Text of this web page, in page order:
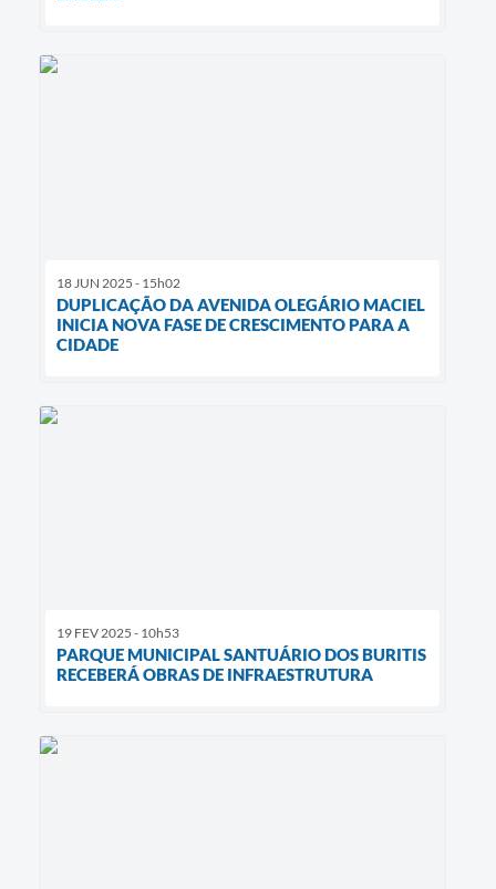
18 JUN 2025 - 15h02
DUPLICAÇÃO DA AVENIDA OLEGÁRIO MACIEL
INICIA NOVA FASE DE CRESCIMENTO PARA A
CIDADE
19 FEV 2025 - 10h53
PARQUE MUNICIPAL SANTUÁRIO DOS BURITIS
RECEBERÁ OBRAS DE INFRAESTRUTURA